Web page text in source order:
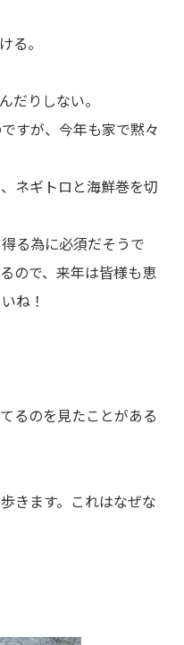
る。
だりしない。
すが、今年も家で黙々
ネギトロと海鮮巻を切
る為に必須だそうで
ので、来年は皆様も恵
ね！
るのを見たことがある
きます。これはなぜな